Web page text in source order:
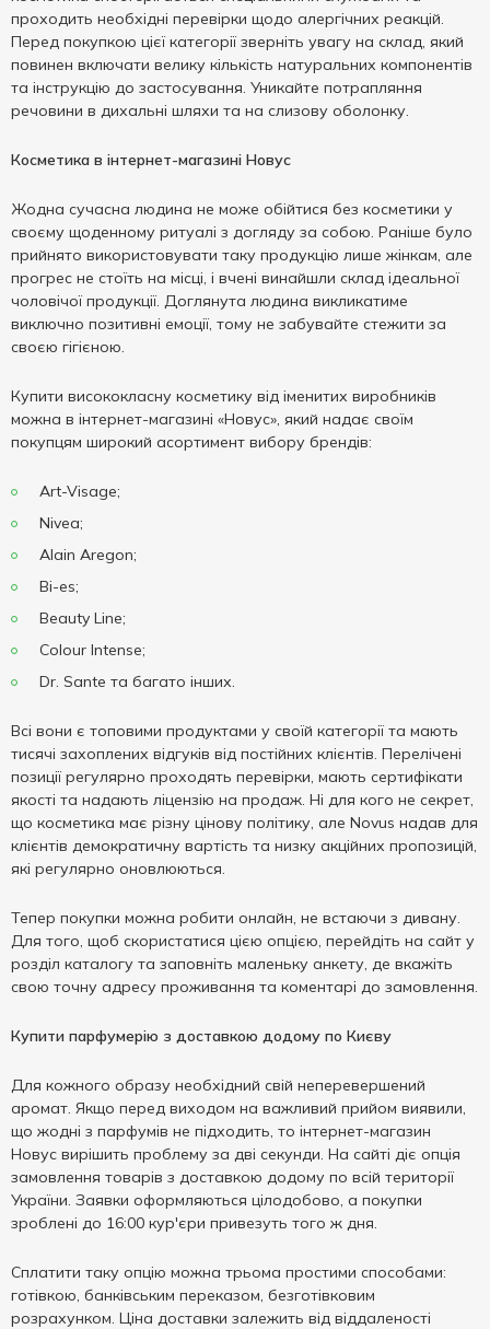
проходить необхідні перевірки щодо алергічних реакцій.
Перед покупкою цієї категорії зверніть увагу на склад, який
повинен включати велику кількість натуральних компонентів
та інструкцію до застосування. Уникайте потрапляння
речовини в дихальні шляхи та на слизову оболонку.
Косметика в інтернет-магазині Новус
Жодна сучасна людина не може обійтися без косметики у
своєму щоденному ритуалі з догляду за собою. Раніше було
прийнято використовувати таку продукцію лише жінкам, але
прогрес не стоїть на місці, і вчені винайшли склад ідеальної
чоловічої продукції. Доглянута людина викликатиме
виключно позитивні емоції, тому не забувайте стежити за
своєю гігієною.
Купити висококласну косметику від іменитих виробників
можна в інтернет-магазині «Новус», який надає своїм
покупцям широкий асортимент вибору брендів:
Art-Visage;
Nivea;
Alain Aregon;
Bi-es;
Beauty Line;
Colour Intense;
Dr. Sante та багато інших.
Всі вони є топовими продуктами у своїй категорії та мають
тисячі захоплених відгуків від постійних клієнтів. Перелічені
позиції регулярно проходять перевірки, мають сертифікати
якості та надають ліцензію на продаж. Ні для кого не секрет,
що косметика має різну цінову політику, але Novus надав для
клієнтів демократичну вартість та низку акційних пропозицій,
які регулярно оновлюються.
Тепер покупки можна робити онлайн, не встаючи з дивану.
Для того, щоб скористатися цією опцією, перейдіть на сайт у
розділ каталогу та заповніть маленьку анкету, де вкажіть
свою точну адресу проживання та коментарі до замовлення.
Купити парфумерію з доставкою додому по Києву
Для кожного образу необхідний свій неперевершений
аромат. Якщо перед виходом на важливий прийом виявили,
що жодні з парфумів не підходить, то інтернет-магазин
Новус вирішить проблему за дві секунди. На сайті діє опція
замовлення товарів з доставкою додому по всій території
України. Заявки оформляються цілодобово, а покупки
зроблені до 16:00 кур'єри привезуть того ж дня.
Сплатити таку опцію можна трьома простими способами:
готівкою, банківським переказом, безготівковим
розрахунком. Ціна доставки залежить від віддаленості